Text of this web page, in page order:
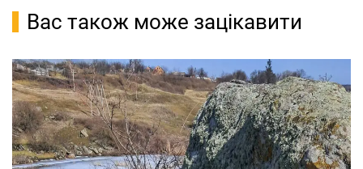
Вас також може зацікавити